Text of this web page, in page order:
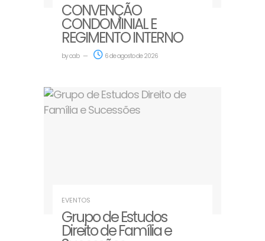
CONVENÇÃO
CONDOMINIAL E
REGIMENTO INTERNO
byoab 6 de agosto de 2026
EVENTOS
Grupo de Estudos
Direito de Família e